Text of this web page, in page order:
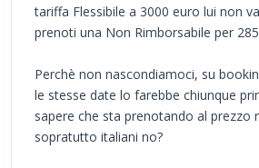
tariffa Flessibile a 3000 euro lui non
prenoti una Non Rimborsabile per
Perchè non nascondiamoci, su
le stesse date lo farebbe chiunque
sapere che sta prenotando al prezzo
sopratutto italiani no?